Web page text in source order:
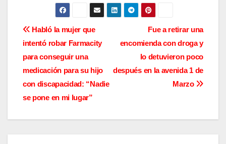
N
a
v
e
g
Fue a retirar una
encomienda con droga y
lo detuvieron poco
después en la avenida 1 de
Marzo
Habló la mujer que
intentó robar Farmacity
para conseguir una
medicación para su hijo
con discapacidad: “Nadie
se pone en mi lugar”